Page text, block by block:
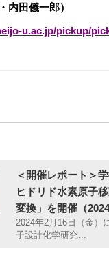
内田儀一郎）
u.ac.jp/pickup/
＜開催レポート＞
ヒドリド水素原子
変換」を開催（
2024年2月16日（金）
子設計化学研究...